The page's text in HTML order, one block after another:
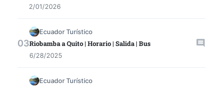
2/01/2026
Ecuador Turístico
Riobamba a Quito | Horario | Salida | Bus
6/28/2025
Ecuador Turístico